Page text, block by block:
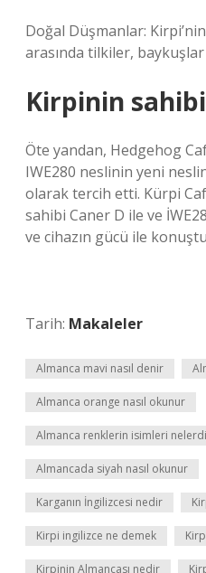
Doğal Düşmanlar:
arasında tilkiler,
Kirpinin
Öte yandan, Hedgehog
IWE280 neslinin yeni
olarak tercih etti. Kürpi
sahibi Caner D ile ve
ve cihazın gücü ile
Tarih: Makaleler
Almanca mavi nasıl denir
Almanca orange nasıl okunur
Almanca renklerin isimleri
Almancada siyah nasıl okunur
Karganın İngilizcesi nedir
Kirpi ingilizce ne demek
Kirpinin Almancası nedir